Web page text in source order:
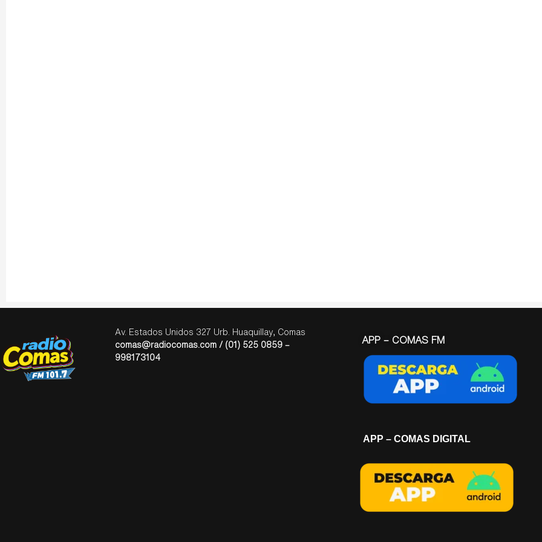
Av. Estados Unidos 327 Urb. Huaquillay, Comas
comas@radiocomas.com / (01) 525 0859 –
998173104
APP – COMAS FM
APP – COMAS DIGITAL